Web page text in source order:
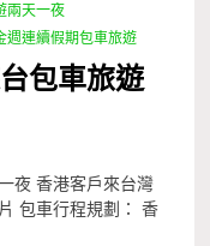
兩天一夜
週連續假期包車旅遊
包車旅遊
夜 香港客戶來台灣
包車行程規劃： 香